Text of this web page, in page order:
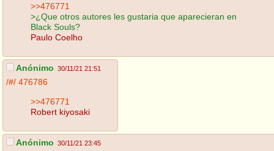
>>476771
>¿Que otros autores les gustaria que aparecieran en
Black Souls?
Paulo Coelho
Anónimo 30/11/21 21:51
/#/ 476786
>>476771
Robert kiyosaki
Anónimo 30/11/21 23:45